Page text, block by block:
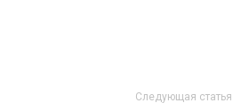
Следующая статья